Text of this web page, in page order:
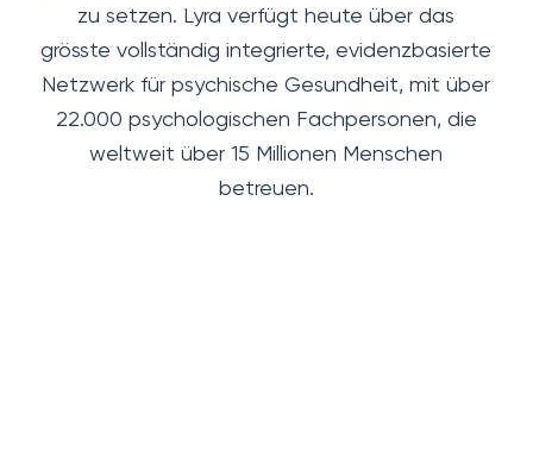
zu setzen. Lyra verfügt heute über das
grösste vollständig integrierte, evidenzbasierte
Netzwerk für psychische Gesundheit, mit über
22.000 psychologischen Fachpersonen, die
weltweit über 15 Millionen Menschen
betreuen.